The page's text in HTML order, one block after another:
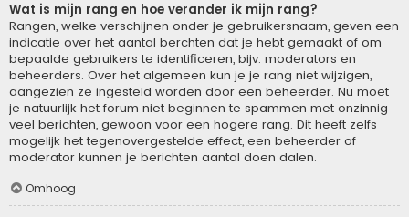
Wat is mijn rang en hoe verander ik mijn rang?
Rangen, welke verschijnen onder je gebruikersnaam, geven een
indicatie over het aantal berchten dat je hebt gemaakt of om
bepaalde gebruikers te identificeren, bijv. moderators en
beheerders. Over het algemeen kun je je rang niet wijzigen,
aangezien ze ingesteld worden door een beheerder. Nu moet
je natuurlijk het forum niet beginnen te spammen met onzinnig
veel berichten, gewoon voor een hogere rang. Dit heeft zelfs
mogelijk het tegenovergestelde effect, een beheerder of
moderator kunnen je berichten aantal doen dalen.
Omhoog